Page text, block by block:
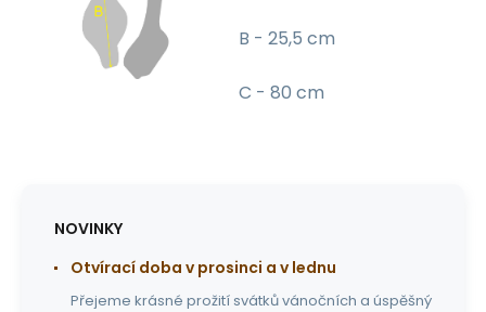
B - 25,5 cm
C - 80 cm
NOVINKY
Otvírací doba v prosinci a v lednu
Přejeme krásné prožití svátků vánočních a úspěšný